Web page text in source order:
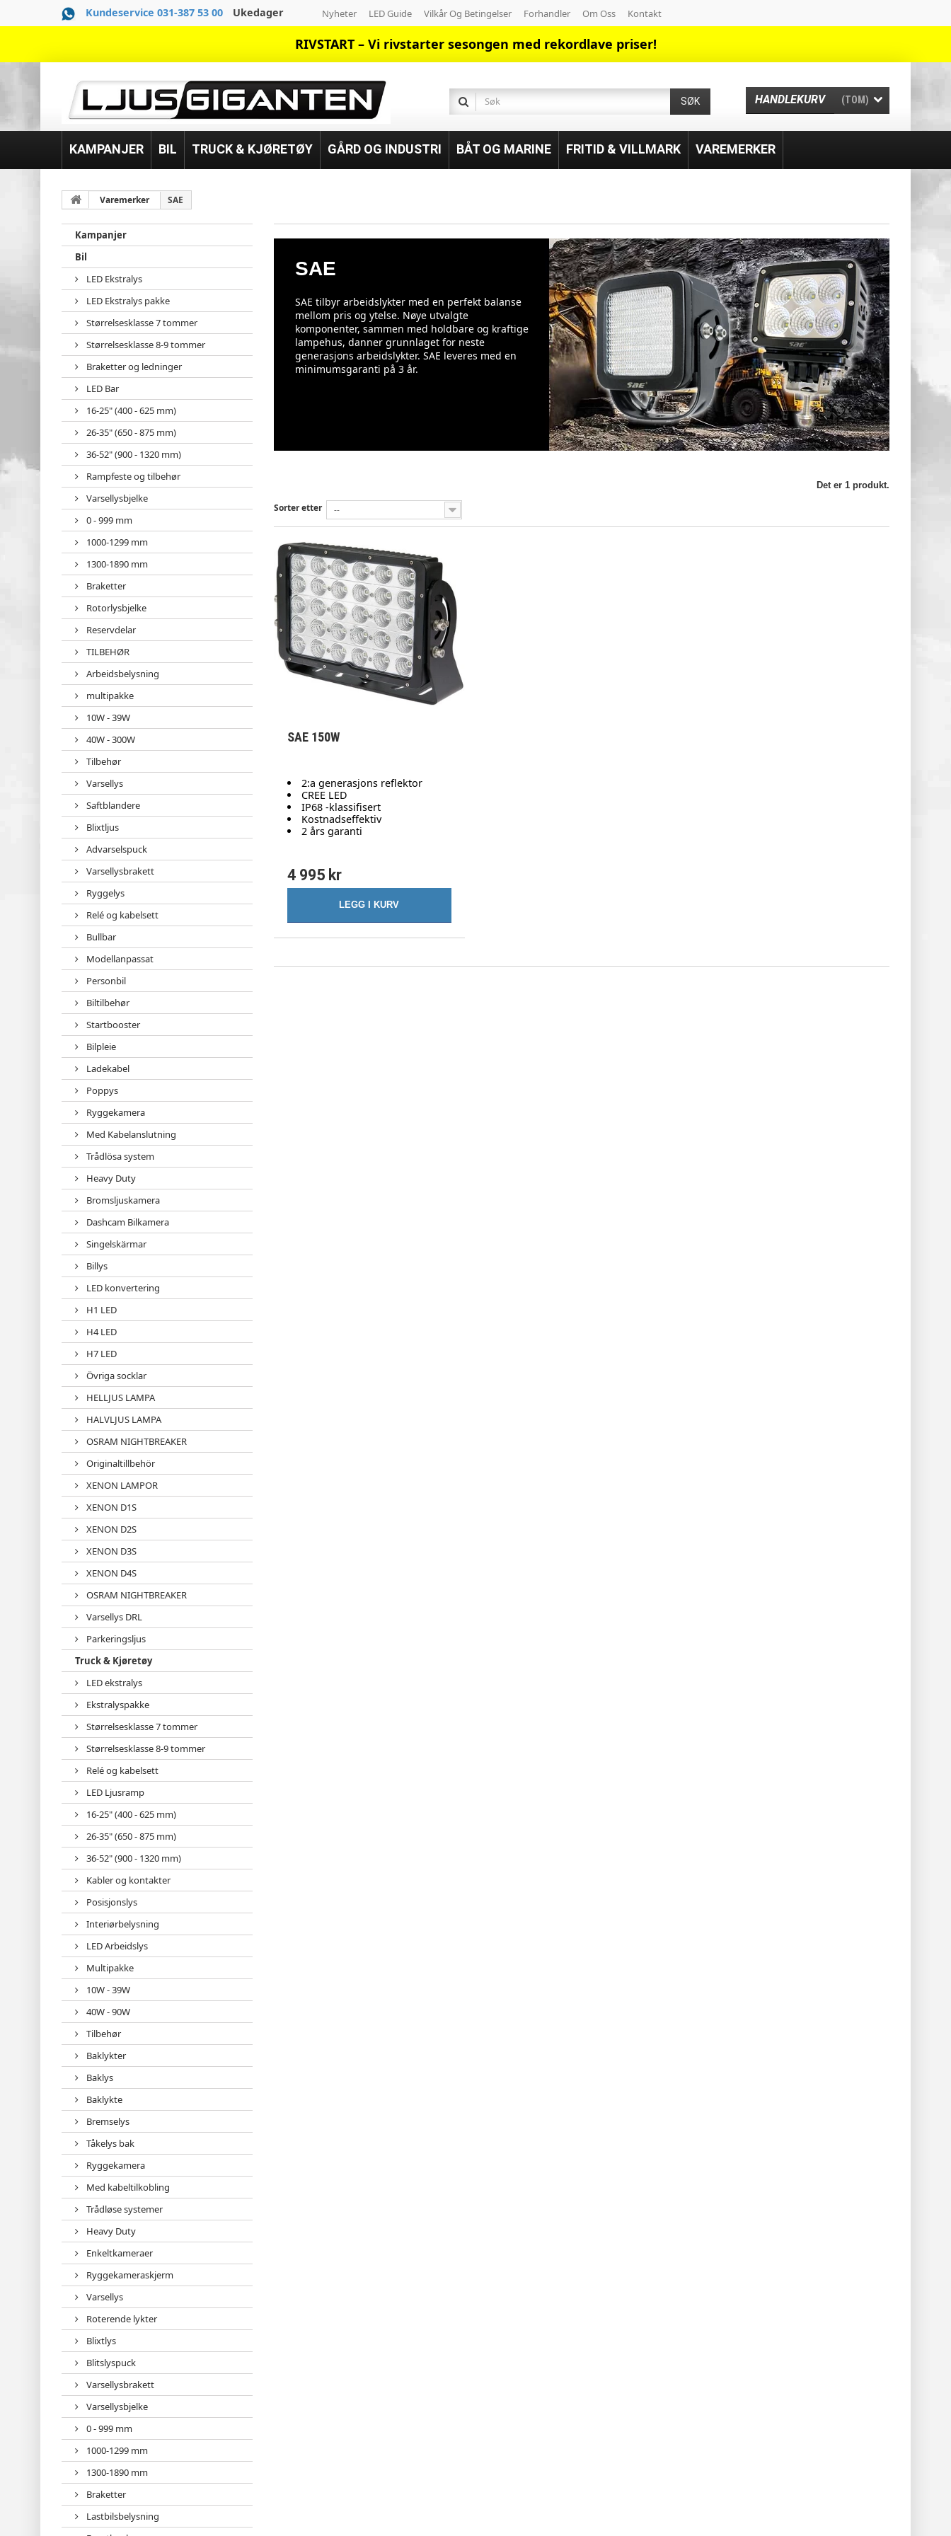
Kundeservice 031-387 53 00 Ukedager Nyheter LED Guide Vilkår Og Betingelser Forhandler Om Oss Kontakt
RIVSTART – Vi rivstarter sesongen med rekordlave priser!
HANDLEKURV (TOM)
SØK
KAMPANJER BIL TRUCK & KJØRETØY GÅRD OG INDUSTRI BÅT OG MARINE FRITID & VILLMARK VAREMERKER
Varemerker SAE
Kampanjer
Bil
LED Ekstralys
LED Ekstralys pakke
Størrelsesklasse 7 tommer
Størrelsesklasse 8-9 tommer
Braketter og ledninger
LED Bar
16-25" (400 - 625 mm)
26-35" (650 - 875 mm)
36-52" (900 - 1320 mm)
Rampfeste og tilbehør
Varsellysbjelke
0 - 999 mm
1000-1299 mm
1300-1890 mm
Braketter
Rotorlysbjelke
Reservdelar
TILBEHØR
Arbeidsbelysning
multipakke
10W - 39W
40W - 300W
Tilbehør
Varsellys
Saftblandere
Blixtljus
Advarselspuck
Varsellysbrakett
Ryggelys
Relé og kabelsett
Bullbar
Modellanpassat
Personbil
Biltilbehør
Startbooster
Bilpleie
Ladekabel
Poppys
Ryggekamera
Med Kabelanslutning
Trådlösa system
Heavy Duty
Bromsljuskamera
Dashcam Bilkamera
Singelskärmar
Billys
LED konvertering
H1 LED
H4 LED
H7 LED
Övriga socklar
HELLJUS LAMPA
HALVLJUS LAMPA
OSRAM NIGHTBREAKER
Originaltillbehör
XENON LAMPOR
XENON D1S
XENON D2S
XENON D3S
XENON D4S
OSRAM NIGHTBREAKER
Varsellys DRL
Parkeringsljus
Truck & Kjøretøy
LED ekstralys
Ekstralyspakke
Størrelsesklasse 7 tommer
Størrelsesklasse 8-9 tommer
Relé og kabelsett
LED Ljusramp
16-25" (400 - 625 mm)
26-35" (650 - 875 mm)
36-52" (900 - 1320 mm)
Kabler og kontakter
Posisjonslys
Interiørbelysning
LED Arbeidslys
Multipakke
10W - 39W
40W - 90W
Tilbehør
Baklykter
Baklys
Baklykte
Bremselys
Tåkelys bak
Ryggekamera
Med kabeltilkobling
Trådløse systemer
Heavy Duty
Enkeltkameraer
Ryggekameraskjerm
Varsellys
Roterende lykter
Blixtlys
Blitslyspuck
Varsellysbrakett
Varsellysbjelke
0 - 999 mm
1000-1299 mm
1300-1890 mm
Braketter
Lastbilsbelysning
SAE
SAE tilbyr arbeidslykter med en perfekt balanse
mellom pris og ytelse. Nøye utvalgte
komponenter, sammen med holdbare og kraftige
lampehus, danner grunnlaget for neste
generasjons arbeidslykter. SAE leveres med en
minimumsgaranti på 3 år.
Det er 1 produkt.
Sorter etter --
SAE 150W
2:a generasjons reflektor
CREE LED
IP68 -klassifisert
Kostnadseffektiv
2 års garanti
4 995 kr
LEGG I KURV